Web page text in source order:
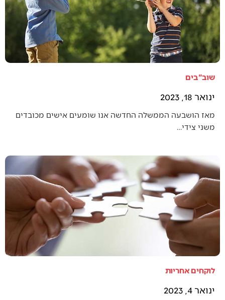
שוב"בים
ינואר 18, 2023
מאז הושבעה הממשלה החדשה אנו שומעים אישים מכובדים
משני צידי…
לוקחים אחריות
ינואר 4, 2023